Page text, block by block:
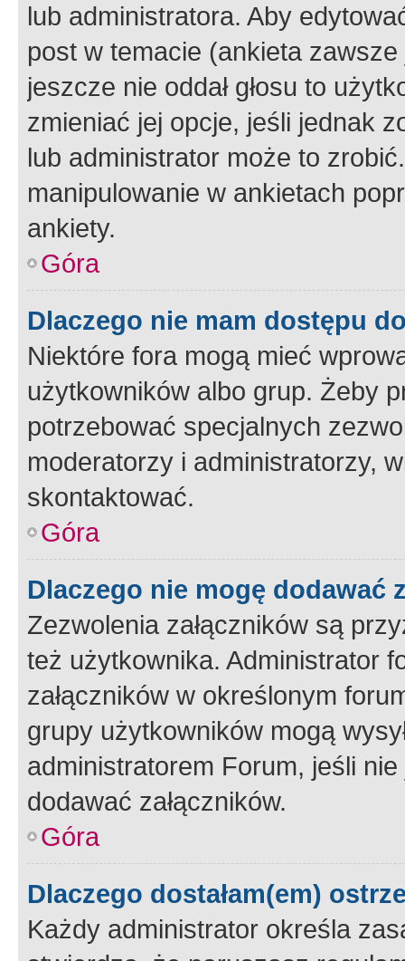
lub administratora. Aby
post w temacie (ankieta
jeszcze nie oddał głosu to
zmieniać jej opcje, jeśli jednak
lub administrator może to
manipulowanie w ankietach
ankiety.
Góra
Dlaczego nie mam dostępu
Niektóre fora mogą mieć
użytkowników albo grup. Żeby
potrzebować specjalnych
moderatorzy i administratorzy,
skontaktować.
Góra
Dlaczego nie mogę dodawać
Zezwolenia załączników są
też użytkownika. Administrator
załączników w określonym
grupy użytkowników mogą
administratorem Forum, jeśli
dodawać załączników.
Góra
Dlaczego dostałam(em)
Każdy administrator określa